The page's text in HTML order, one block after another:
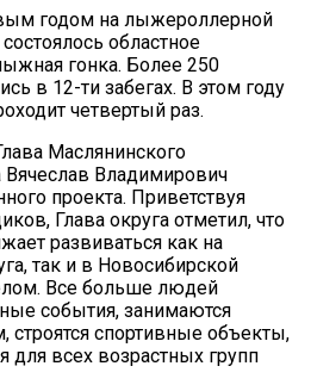
годом на лыжероллерной
областное
гонка. Более 250
в 12-ти забегах. В этом году
четвертый раз.
Маслянинского
Вячеслав Владимирович
проекта. Приветствуя
Глава округа отметил, что
развиваться как на
так и в Новосибирской
Все больше людей
события, занимаются
строятся спортивные объекты,
для всех возрастных групп